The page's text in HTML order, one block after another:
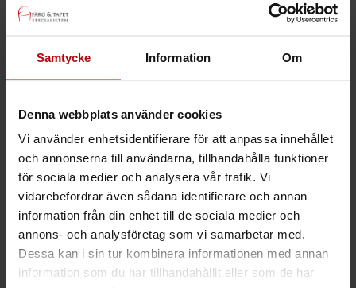
Samtycke Information Om
Denna webbplats använder cookies
Vi använder enhetsidentifierare för att anpassa innehållet
och annonserna till användarna, tillhandahålla funktioner
för sociala medier och analysera vår trafik. Vi
vidarebefordrar även sådana identifierare och annan
information från din enhet till de sociala medier och
annons- och analysföretag som vi samarbetar med.
Dessa kan i sin tur kombinera informationen med annan
information som du har tillhandahållit eller som de har
Midbec Skagen
Midbec Vintage Rules
Utomhusfärger
Putsfasad
Sockel
Inomhusfärger
Snickerifärg
Special
Tak & Väggar
Våtrum
Golv
Tvättprodukter
Altan & Trall